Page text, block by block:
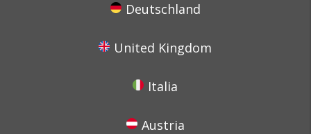
Deutschland
United Kingdom
Italia
Austria